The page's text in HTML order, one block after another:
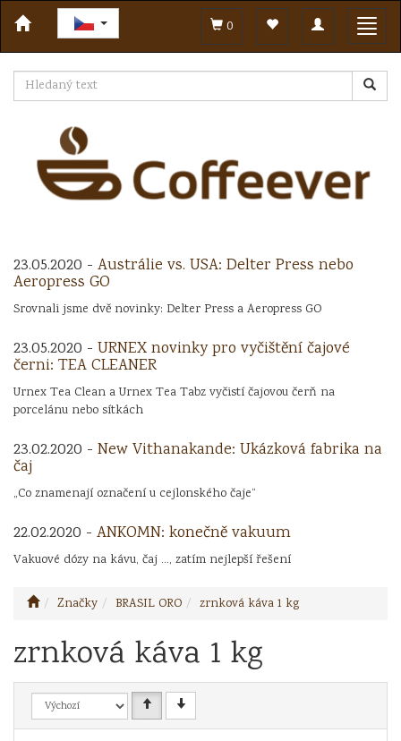
Toggle
navigation
0
23.05.2020 - Austrálie vs. USA: Delter Press nebo
Aeropress GO
Srovnali jsme dvě novinky: Delter Press a Aeropress GO
23.05.2020 - URNEX novinky pro vyčištění čajové
černi: TEA CLEANER
Urnex Tea Clean a Urnex Tea Tabz vyčistí čajovou čerň na
porcelánu nebo sítkách
23.02.2020 - New Vithanakande: Ukázková fabrika na
čaj
„Co znamenají označení u cejlonského čaje“
22.02.2020 - ANKOMN: konečně vakuum
Vakuové dózy na kávu, čaj ..., zatím nejlepší řešení
Značky BRASIL ORO zrnková káva 1 kg
zrnková káva 1 kg